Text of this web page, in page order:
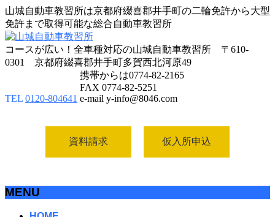
山城自動車教習所は京都府綴喜郡井手町の二輪免許から大型
免許まで取得可能な総合自動車教習所
コースが広い！全車種対応の山城自動車教習所 〒610-
0301 京都府綴喜郡井手町多賀西北河原49
TEL 0120-804641
携帯からは0774-82-2165
FAX 0774-82-5251
e-mail y-info@8046.com
資料請求 仮入所申込
MENU